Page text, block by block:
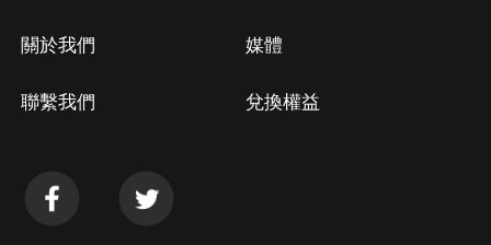
關於我們
聯繫我們
媒體
兌換權益